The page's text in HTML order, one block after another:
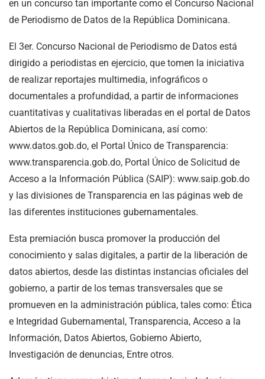
en un concurso tan importante como el Concurso Nacional
de Periodismo de Datos de la República Dominicana.
El 3er. Concurso Nacional de Periodismo de Datos está
dirigido a periodistas en ejercicio, que tomen la iniciativa
de realizar reportajes multimedia, infográficos o
documentales a profundidad, a partir de informaciones
cuantitativas y cualitativas liberadas en el portal de Datos
Abiertos de la República Dominicana, así como:
www.datos.gob.do, el Portal Único de Transparencia:
www.transparencia.gob.do, Portal Único de Solicitud de
Acceso a la Información Pública (SAIP): www.saip.gob.do
y las divisiones de Transparencia en las páginas web de
las diferentes instituciones gubernamentales.
Esta premiación busca promover la producción del
conocimiento y salas digitales, a partir de la liberación de
datos abiertos, desde las distintas instancias oficiales del
gobierno, a partir de los temas transversales que se
promueven en la administración pública, tales como: Ética
e Integridad Gubernamental, Transparencia, Acceso a la
Información, Datos Abiertos, Gobierno Abierto,
Investigación de denuncias, Entre otros.